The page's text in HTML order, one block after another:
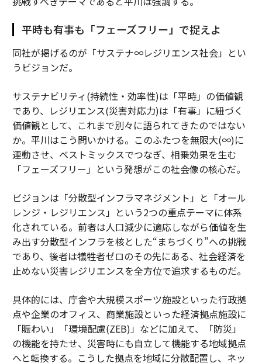
平時も有事も「フェーズフリー」で捉えよ
同社が掲げるのが「サステナ∞レジリエンス社会」とい
うビジョンだ。
サステナビリティ(持続性・効率性)は「平時」の価値観
であり、レジリエンス(災害対応力)は「有事」に紐づく
価値観として、これまで別々に語られてきたのではない
か。平川はこう問いかける。このふたつを無限大(∞)に
連動させ、ベストミックスでつなぎ、相乗効果を生む
「フェーズフリー」という発想がこの社会像の核心だ。
ビジョンは「分散型インフラマネジメント」と「オール
レンジ・レジリエンス」という2つの重点テーマに体系
化されている。前者は人口減少に適応しながら価値を生
み出す分散型インフラを核とした“まちづくり”への挑戦
であり、後者は犠牲者ゼロのその先にある、社会経済を
止めない災害レジリエンスを全方位で追求するものだ。
具体的には、庁舎や大規模スポーツ施設といった行政拠
点や企業のオフィス、商業施設といった経済拠点施設に
「賑わい」「環境配慮(ZEB)」などに加えて、「防災」
の機能を持たせ、災害時にも自立して機能する地域拠点
へと転換する。こうした拠点を地域に分散配置し、ネッ